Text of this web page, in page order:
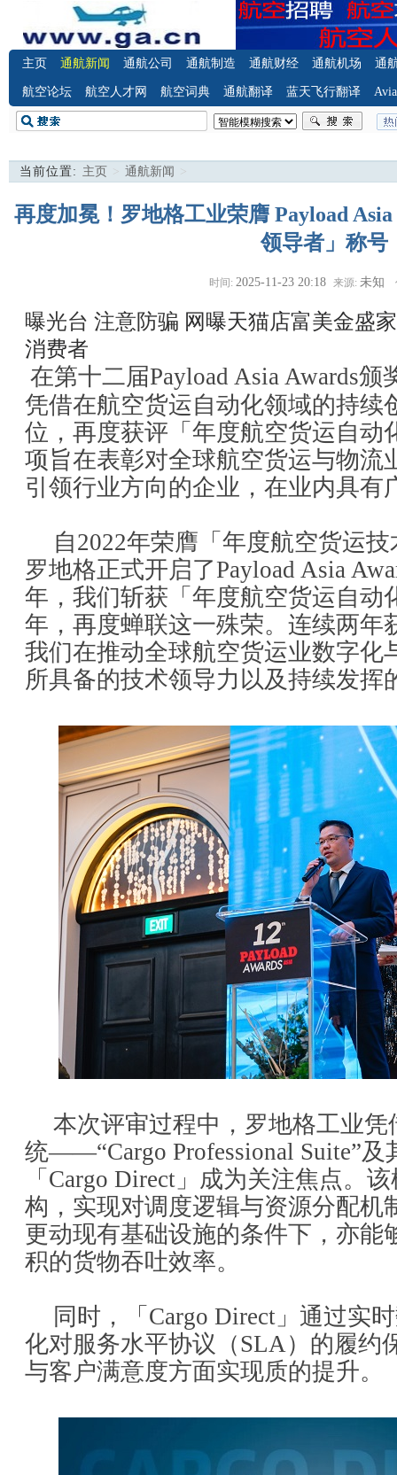
主页 通航新闻 通航公司 通航制造 通航财经 通航机场 通
航空论坛 航空人才网 航空词典 通航翻译 蓝天飞行翻译
当前位置: 主页 > 通航新闻 >
再度加冕！罗地格工业荣膺 Payload
领导者」称号
时间: 2025-11-23 20:18 来源: 未知
曝光台 注意防骗 网曝天猫店富美金盛
消费者
在第十二届Payload Asia Awards
凭借在航空货运自动化领域的持续
位，再度获评「年度航空货运自动
项旨在表彰对全球航空货运与物流
引领行业方向的企业，在业内具有
自2022年荣膺「年度航空货运
罗地格正式开启了Payload Asia
年，我们斩获「年度航空货运自动
年，再度蝉联这一殊荣。连续两年
我们在推动全球航空货运业数字化
所具备的技术领导力以及持续发挥
本次评审过程中，罗地格工业凭
统——“Cargo Professional Suite”及
「Cargo Direct」成为关注焦点。
构，实现对调度逻辑与资源分配机
更动现有基础设施的条件下，亦能
积的货物吞吐效率。
同时，「Cargo Direct」通过实
化对服务水平协议（SLA）的履约
与客户满意度方面实现质的提升。